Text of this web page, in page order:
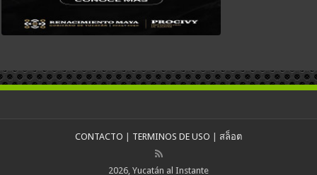
CONTACTO | TERMINOS DE USO | สล็อต
2026, Yucatán al Instante